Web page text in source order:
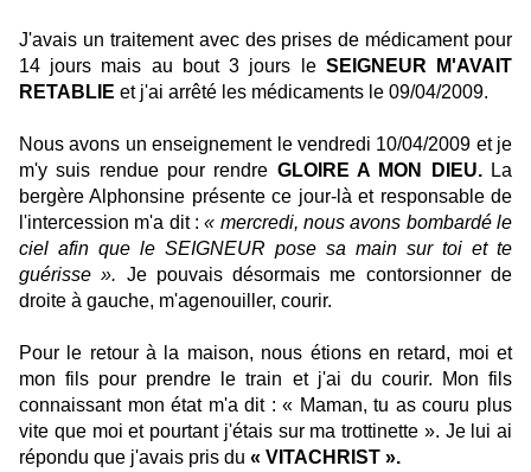
J'avais un traitement avec des prises de médicament pour
14 jours mais au bout 3 jours le SEIGNEUR M'AVAIT
RETABLIE et j'ai arrêté les médicaments le 09/04/2009.
Nous avons un enseignement le vendredi 10/04/2009 et je
m'y suis rendue pour rendre GLOIRE A MON DIEU.La
bergère Alphonsine présente ce jour-là et responsable de
l'intercession m'a dit :« mercredi, nous avons bombardé le
ciel afin que le SEIGNEUR pose sa main sur toi et te
guérisse ». Je pouvais désormais me contorsionner de
droite à gauche, m'agenouiller, courir.
Pour le retour à la maison, nous étions en retard, moi et
mon fils pour prendre le train et j'ai du courir. Mon fils
connaissant mon état m'a dit : « Maman, tu as couru plus
vite que moi et pourtant j'étais sur ma trottinette ». Je lui ai
répondu que j'avais pris du « VITACHRIST ».